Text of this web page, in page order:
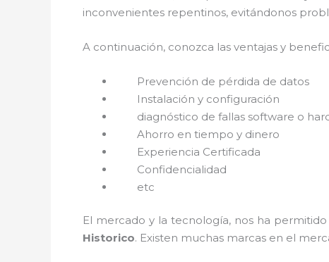
inconvenientes repentinos, evitándonos
A continuación, conozca las ventajas y
Prevención de pérdida de datos
Instalación y configuración
diagnóstico de fallas software o
Ahorro en tiempo y dinero
Experiencia Certificada
Confidencialidad
etc
El mercado y la tecnología, nos ha
Historico. Existen muchas marcas en el